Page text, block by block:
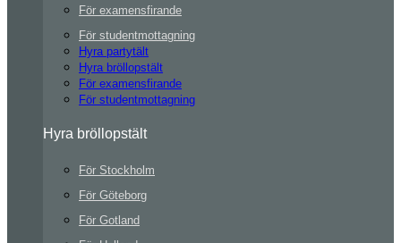
För examensfirande
För studentmottagning
Hyra partytält
Hyra bröllopstält
För examensfirande
För studentmottagning
Hyra bröllopstält
För Stockholm
För Göteborg
För Gotland